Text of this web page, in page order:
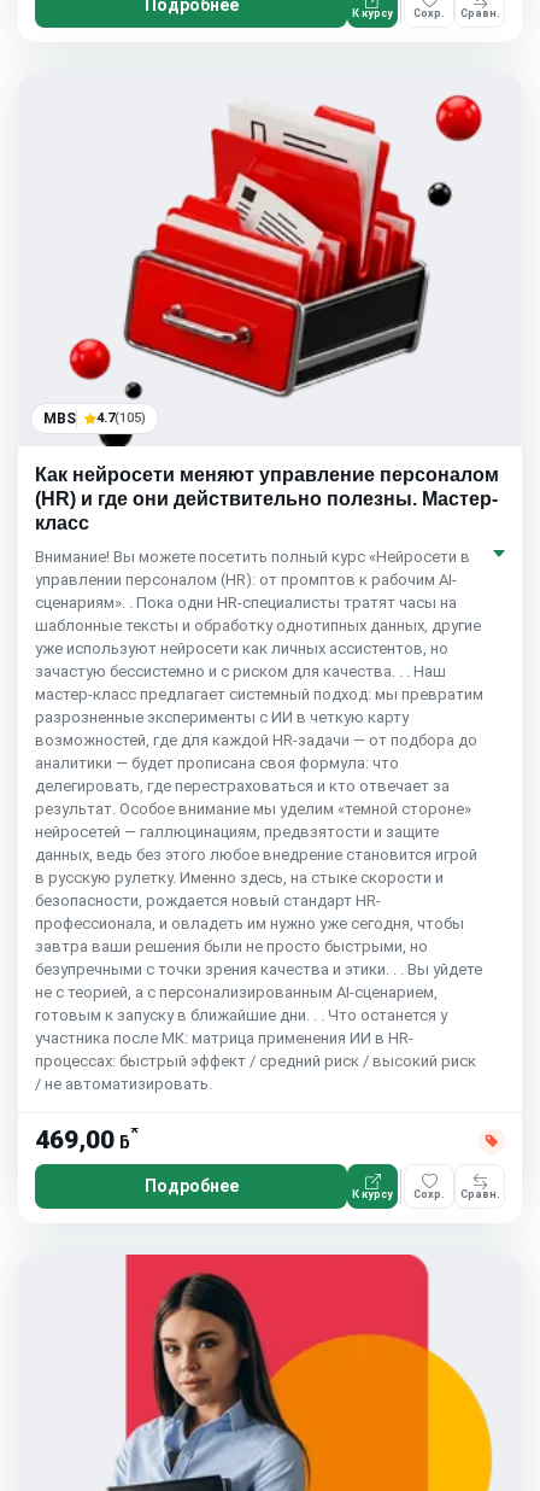
Подробнее К курсу Сохр. Сравн.
MBS 4.7(105)
Как нейросети меняют управление персоналом
(HR) и где они действительно полезны. Мастер-
класс
Внимание! Вы можете посетить полный курс «Нейросети в
управлении персоналом (HR): от промптов к рабочим AI-
сценариям». . Пока одни HR-специалисты тратят часы на
шаблонные тексты и обработку однотипных данных, другие
уже используют нейросети как личных ассистентов, но
зачастую бессистемно и с риском для качества. . . Наш
мастер-класс предлагает системный подход: мы превратим
разрозненные эксперименты с ИИ в четкую карту
возможностей, где для каждой HR-задачи — от подбора до
аналитики — будет прописана своя формула: что
делегировать, где перестраховаться и кто отвечает за
результат. Особое внимание мы уделим «темной стороне»
нейросетей — галлюцинациям, предвзятости и защите
данных, ведь без этого любое внедрение становится игрой
в русскую рулетку. Именно здесь, на стыке скорости и
безопасности, рождается новый стандарт HR-
профессионала, и овладеть им нужно уже сегодня, чтобы
завтра ваши решения были не просто быстрыми, но
безупречными с точки зрения качества и этики. . . Вы уйдете
не с теорией, а с персонализированным AI-сценарием,
готовым к запуску в ближайшие дни. . . Что останется у
участника после МК: матрица применения ИИ в HR-
процессах: быстрый эффект / средний риск / высокий риск
/ не автоматизировать.
469,00 ƃ*
Подробнее К курсу Сохр. Сравн.